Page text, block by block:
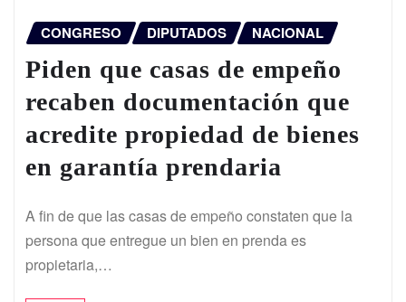
CONGRESO DIPUTADOS NACIONAL
Piden que casas de empeño
recaben documentación que
acredite propiedad de bienes
en garantía prendaria
A fin de que las casas de empeño constaten que la
persona que entregue un bien en prenda es
propietaria,…